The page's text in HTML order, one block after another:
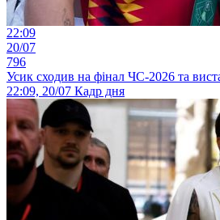
22:09
20/07
796
Усик сходив на фінал ЧС-2026 та
22:09, 20/07 Кадр дня